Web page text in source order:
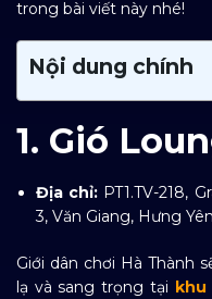
trong bài viết này nhé!
Nội dung chính
1. Gió
Địa chỉ: PT1.TV-218,
3, Văn Giang, Hưng Yên
Giới dân chơi Hà Thành
lạ và sang trọng tại khu